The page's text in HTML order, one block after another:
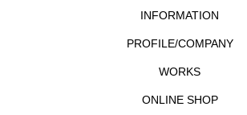
INFORMATION
PROFILE/COMPANY
WORKS
ONLINE SHOP